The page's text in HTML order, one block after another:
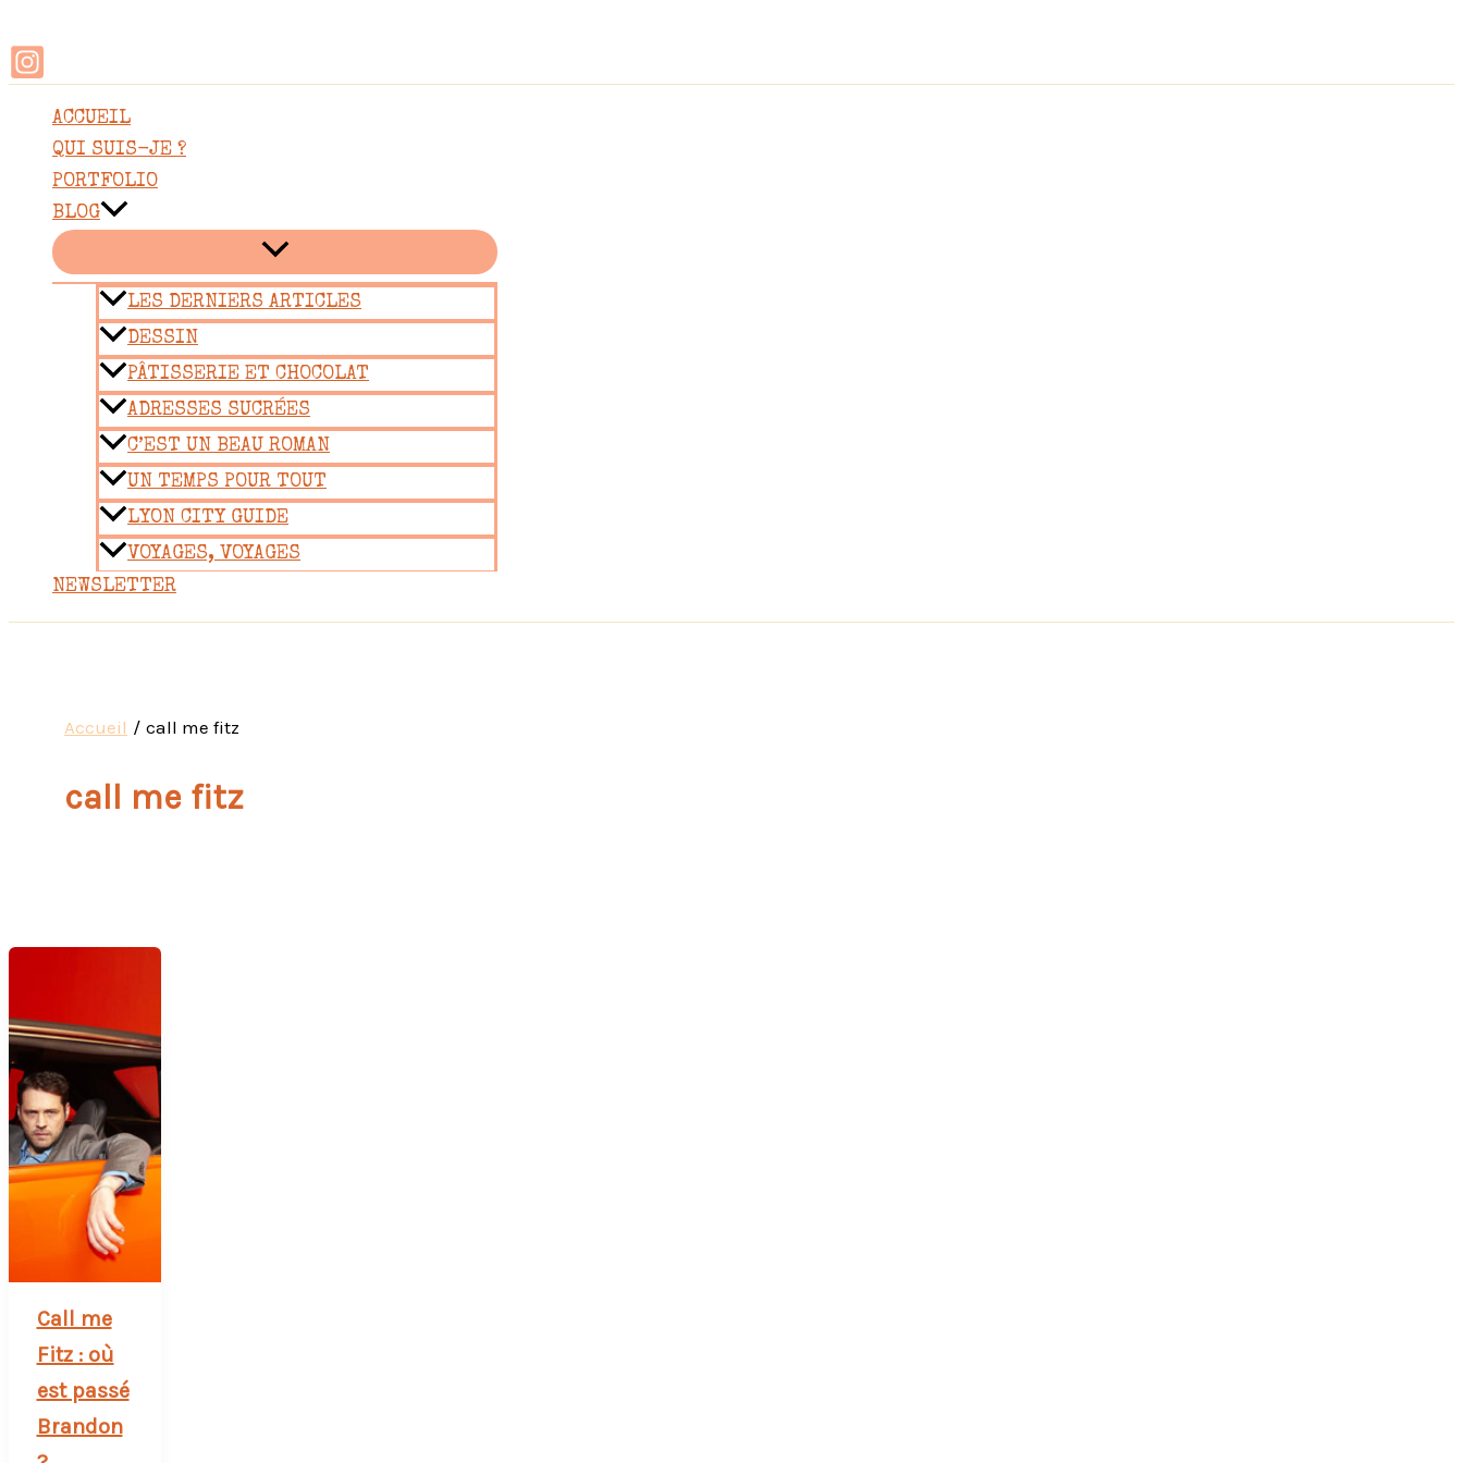
au
contenu
ACCUEIL
QUI SUIS-JE ?
PORTFOLIO
BLOG
LES DERNIERS ARTICLES
DESSIN
PÂTISSERIE ET CHOCOLAT
ADRESSES SUCRÉES
C’EST UN BEAU ROMAN
UN TEMPS POUR TOUT
LYON CITY GUIDE
VOYAGES, VOYAGES
NEWSLETTER
Accueil call me fitz
call me fitz
Call me
Fitz : où
est passé
Brandon